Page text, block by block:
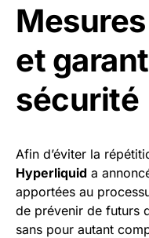
et
sécurité
Afin d’éviter la
Hyperliquid a
apportées au
de prévenir de futurs
sans pour autant